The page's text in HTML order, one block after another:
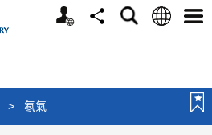
個
分
搜
語
選
> 氡氣